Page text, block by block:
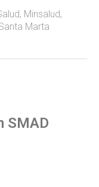
, Minsalud,
Marta
SMAD